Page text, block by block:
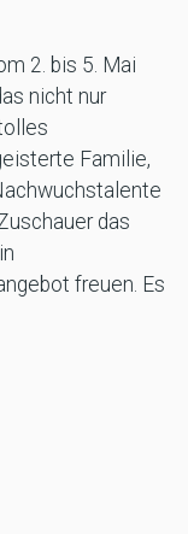
2. bis 5. Mai
nicht nur
Familie,
das
freuen. Es